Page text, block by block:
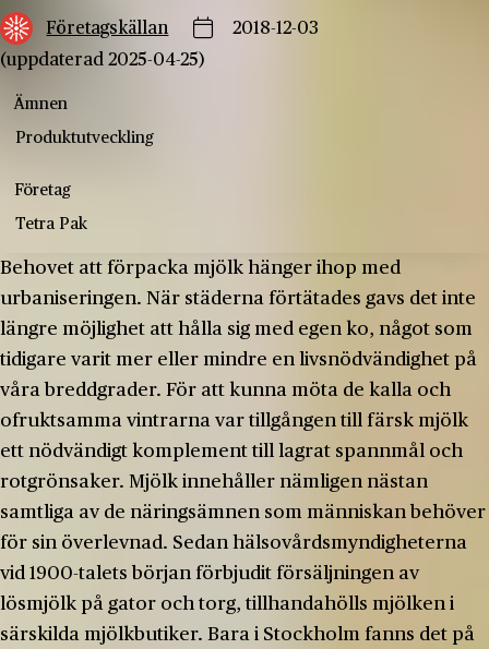
Företagskällan
2018-12-03
(uppdaterad 2025-04-25)
Ämnen
Produktutveckling
Företag
Tetra Pak
Behovet att förpacka mjölk hänger ihop med
urbaniseringen. När städerna förtätades gavs det inte
längre möjlighet att hålla sig med egen ko, något som
tidigare varit mer eller mindre en livsnödvändighet på
våra breddgrader. För att kunna möta de kalla och
ofruktsamma vintrarna var tillgången till färsk mjölk
ett nödvändigt komplement till lagrat spannmål och
rotgrönsaker. Mjölk innehåller nämligen nästan
samtliga av de näringsämnen som människan behöver
för sin överlevnad. Sedan hälsovårdsmyndigheterna
vid 1900-talets början förbjudit försäljningen av
lösmjölk på gator och torg, tillhandahölls mjölken i
särskilda mjölkbutiker. Bara i Stockholm fanns det på